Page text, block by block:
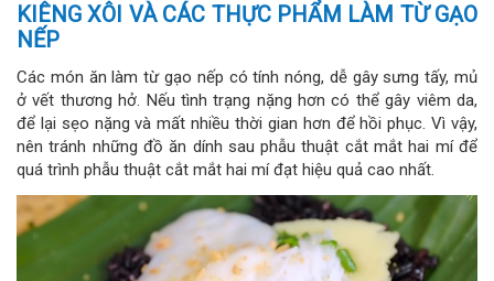
KIÊNG XÔI VÀ CÁC THỰC PHẨM LÀM TỪ GẠO
NẾP
Các món ăn làm từ gạo nếp có tính nóng, dễ gây sưng tấy, mủ
ở vết thương hở. Nếu tình trạng nặng hơn có thể gây viêm da,
để lại sẹo nặng và mất nhiều thời gian hơn để hồi phục. Vì vậy,
nên tránh những đồ ăn dính sau phẫu thuật cắt mắt hai mí để
quá trình phẫu thuật cắt mắt hai mí đạt hiệu quả cao nhất.